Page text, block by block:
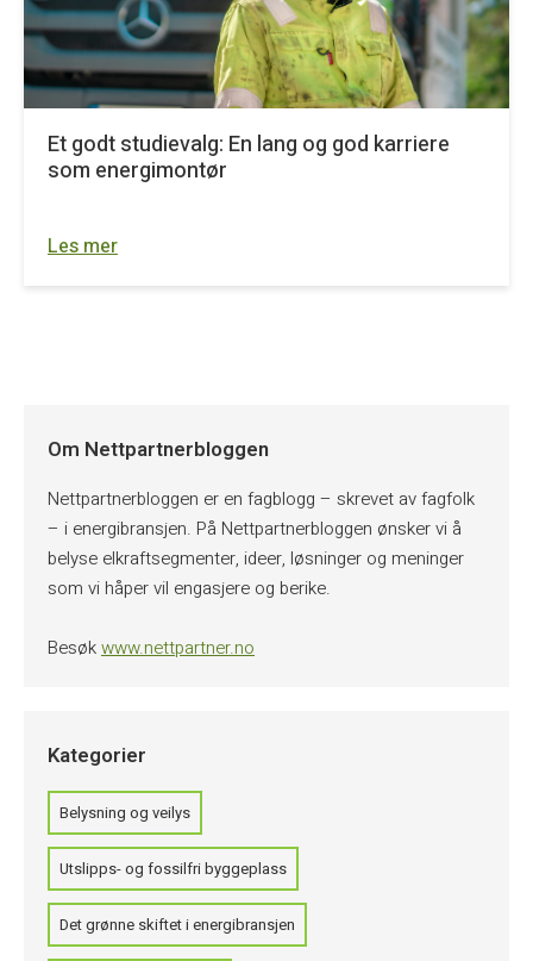
Et godt studievalg: En lang og god karriere
som energimontør
Les mer
Om Nettpartnerbloggen
Nettpartnerbloggen er en fagblogg – skrevet av fagfolk
– i energibransjen. På Nettpartnerbloggen ønsker vi å
belyse elkraftsegmenter, ideer, løsninger og meninger
som vi håper vil engasjere og berike.
Besøkwww.nettpartner.no
Kategorier
Belysning og veilys
Utslipps- og fossilfri byggeplass
Det grønne skiftet i energibransjen